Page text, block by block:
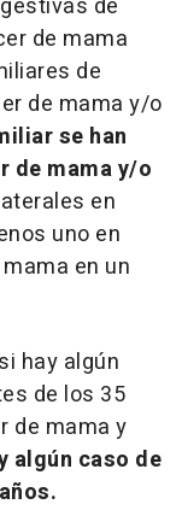
de mama
de
de mama y/o
se han
de mama y/o
en
uno en
en un
hay algún
de los 35
de mama y
algún caso de